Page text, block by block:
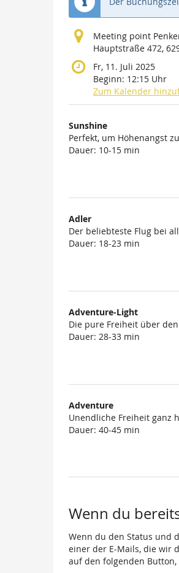
Meeting point
Hauptstraße 472,
Fr, 11. Juli 2025
Beginn: 12:15 Uhr
Zum Kalender
Produkte
Unkategorisierte
Produkte
Sunshine
Perfekt, um Höhenangst
Dauer: 10-15 min
Adler
Der beliebteste Flug bei
Dauer: 18-23 min
Adventure-Light
Die pure Freiheit über
Dauer: 28-33 min
Adventure
Unendliche Freiheit ganz
Dauer: 40-45 min
Wenn du
Wenn du den Status und
einer der E-Mails, die wir
auf den folgenden